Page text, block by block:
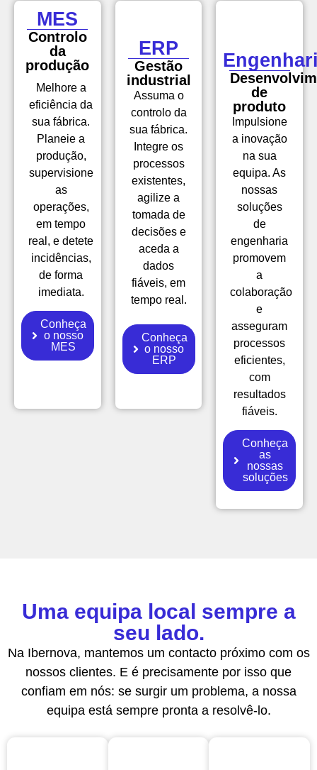
MES
Controlo
da
produção
Melhore a
eficiência da
sua fábrica.
Planeie a
produção,
supervisione
as
operações,
em tempo
real, e detete
incidências,
de forma
imediata.
Conheça
o nosso
MES
ERP
Gestão
industrial
Assuma o
controlo da
sua fábrica.
Integre os
processos
existentes,
agilize a
tomada de
decisões e
aceda a
dados
fiáveis, em
tempo real.
Conheça
o nosso
ERP
de
produto
Impulsione
a inovação
na sua
equipa. As
nossas
soluções
de
engenharia
promovem
a
colaboração
e
asseguram
processos
eficientes,
com
resultados
fiáveis.
Conheça
as
nossas
soluções
Uma equipa local sempre a
seu lado.
Na Ibernova, mantemos um contacto próximo com os
nossos clientes. E é precisamente por isso que
confiam em nós: se surgir um problema, a nossa
equipa está sempre pronta a resolvê-lo.